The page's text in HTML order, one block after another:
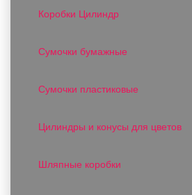
Коробки Цилиндр
Сумочки бумажные
Сумочки пластиковые
Цилиндры и конусы для цветов
Шляпные коробки